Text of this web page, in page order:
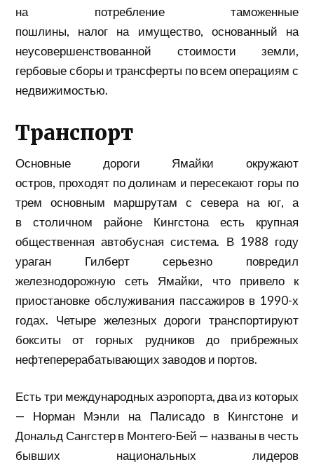
на потребление таможенные
пошлины, налог на имущество, основанный на
неусовершенствованной стоимости земли,
гербовые сборы и трансферты по всем операциям с
недвижимостью.
Транспорт
Основные дороги Ямайки окружают
остров, проходят по долинам и пересекают горы по
трем основным маршрутам с севера на юг, а
встоличном районе Кингстона есть крупная
общественная автобусная система. В 1988 году
ураган Гилберт серьезно повредил
железнодорожную сеть Ямайки, что привело к
приостановке обслуживания пассажиров в 1990-х
годах. Четыре железных дороги транспортируют
бокситы от горных рудников до прибрежных
нефтеперерабатывающих заводов и портов.
Есть три международных аэропорта, два из которых
— Норман Мэнли на Палисадо в Кингстоне и
Дональд Сангстер в Монтего-Бей — названы в честь
бывших национальных лидеров